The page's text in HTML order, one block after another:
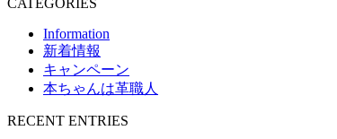
CATEGORIES
Information
新着情報
キャンペーン
本ちゃんは革職人
RECENT ENTRIES